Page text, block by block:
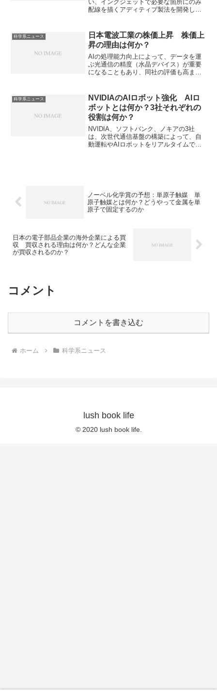
い、インクジェットで必要な箇所にのみ
配線を描くアディティブ製法を開発して
代の基板製造技術として注目されていま
す。三菱電機が出資する理由とアディテ
ィブ法の課題を知ることができます。
科学系ニュース
日本電波工業の株価上昇 株価上
昇の理由は何か？
AIの処理能力向上によって、データを運
ぶ光通信の精度（水晶デバイス）が重要
になることもあり、同社の評価も高まっ
ます。
科学系ニュース
NVIDIAのAIロボット強化 AIロ
ボットとは何か？3社それぞれの
役割は何か？
NVIDIA、ソフトバンク、ノキアの3社
は、次世代通信基盤の構築によって、自
動運転やAIロボットをリアルタイムで遠
ノーベル化学賞の予想：単原子触媒 単
原子触媒とは何か？どうやって金属を単
原子で固定するのか
日本の電子部品企業の海外企業による買
収 買収される理由は何か？どんな企業
が買収されるのか？
コメント
コメントを書き込む
ホーム 科学系ニュース
lush book life
© 2020 lush book life.